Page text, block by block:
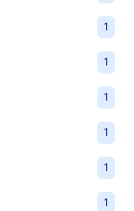
1
1
1
1
1
1